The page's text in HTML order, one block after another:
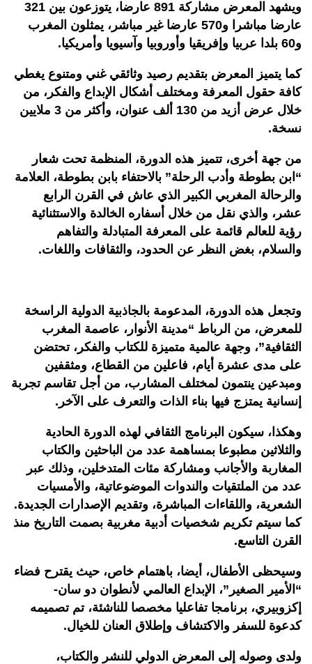
ويشهد المعرض مشاركة 891 عارضا، يتوزعون بين 321
عارضا مباشرا و570 عارضا غير مباشر، يمثلون المغرب
و60 بلدا عربيا وإفريقيا وأوروبيا وآسيويا وأمريكيا
.
كما يتميز المعرض بتقديم رصيد وثائقي غني ومتنوع يغطي
كافة حقول المعرفة ومختلف أشكال الإبداع والفكر، من
خلال عرض أزيد من 130 ألف عنوان، وأكثر من 3 ملايين
نسخة.
من جهة أخرى، تتميز هذه الدورة، المنظمة تحت شعار
“ابن بطوطة وأدب الرحلة” بالاحتفاء بابن بطوطة، العلامة
والرحالة المغربي الكبير الذي عاش في القرن الرابع
عشر، والذي نقل من خلال أسفاره الخالدة والاستثنائية
رؤية للعالم قائمة على المعرفة المتبادلة والتفاهم
والسلام، بغض النظر عن الحدود، والثقافات واللغات.
وتجعل هذه الدورة، المدعومة بالجاذبية الدولية الراسخة
للمعرض، من الرباط “مدينة الأنوار، عاصمة المغرب
الثقافية”، وجهة عالمية متميزة للكتاب والفكر، تحتضن
على مدى عشرة أيام، فاعلين من القطاع، ومثقفين
ومبدعين ينتمون لمختلف المشارب، من أجل تقاسم تجربة
إنسانية يمتزج فيها بناء الذات والتعرف على الآخر .
وهكذا، سيكون البرنامج الثقافي لهذه الدورة الحادية
والثلاثين مطبوعا بمساهمة عدد من الباحثين والكتاب
المغاربة والأجانب ومشاركة مئات المتدخلين، وذلك عبر
عدد من الملتقيات والندوات الموضوعاتية، والأمسيات
الشعرية، واللقاءات المباشرة، وتقديم الإصدارات الجديدة.
كما سيتم تكريم شخصيات أدبية مغربية بصمت التاريخ منذ
القرن التاسع.
وسيحظى الأطفال، أيضا، باهتمام خاص، حيث يقترح فضاء
“الأمير الصغير”، الإبداع العالمي لأنطوان دو سان-
إكزوبيري، برنامجا تفاعليا مخصصا للناشئة، تم تصميمه
كدعوة للسفر والاكتشاف وإطلاق العنان للخيال.
ولدى وصوله إلى المعرض الدولي للنشر والكتاب،